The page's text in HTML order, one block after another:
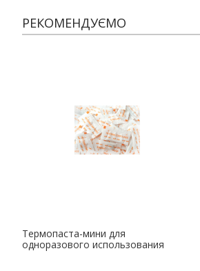
РЕКОМЕНДУЄМО
Термопаста-мини для
одноразового использования